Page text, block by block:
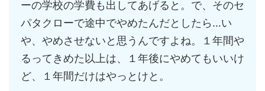
ーの学校の学費も出してあげると。で、そのセ
パタクローで途中でやめたんだとしたら…い
や、やめさせないと思うんですよね。１年間や
るってきめた以上は、１年後にやめてもいいけ
ど、１年間だけはやっとけと。